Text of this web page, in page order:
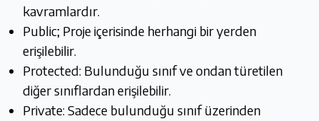
kavramlardır.
Public; Proje içerisinde herhangi bir yerden
erişilebilir.
Protected: Bulunduğu sınıf ve ondan türetilen
diğer sınıflardan erişilebilir.
Private: Sadece bulunduğu sınıf üzerinden